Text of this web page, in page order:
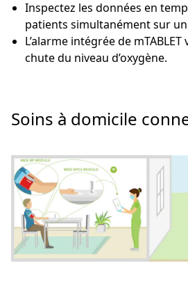
Inspectez les données en
patients simultanément sur un
L’alarme intégrée de
chute du niveau d’oxygène.
Soins à domicile